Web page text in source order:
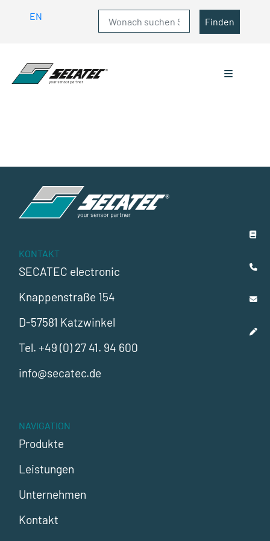
EN Finden
KONTAKT
SECATEC electronic
Knappenstraße 154
D-57581 Katzwinkel
Tel. +49 (0) 27 41. 94 600
info@secatec.de
NAVIGATION
Produkte
Leistungen
Unternehmen
Kontakt